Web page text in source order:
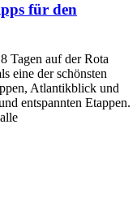
für den
Tagen auf der Rota
eine der schönsten
Atlantikblick und
entspannten Etappen.